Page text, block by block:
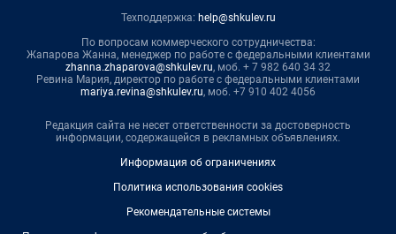
Техподдержка: help@shkulev.ru
По вопросам коммерческого сотрудничества:
Жапарова Жанна, менеджер по работе с федеральными клиентами
zhanna.zhaparova@shkulev.ru, моб. + 7 982 640 34 32
Ревина Мария, директор по работе с федеральными клиентами
mariya.revina@shkulev.ru, моб. +7 910 402 4056
Редакция сайта не несет ответственности за достоверность
информации, содержащейся в рекламных объявлениях.
Информация об ограничениях
Политика использования cookies
Рекомендательные системы